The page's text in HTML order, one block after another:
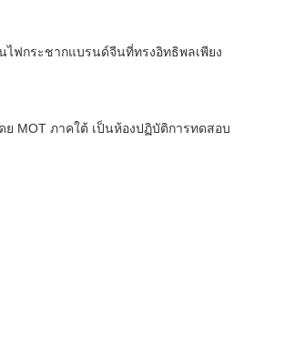
ไฟกระชากแบรนด์จีนที่ทรงอิทธิพลเพียง
ย MOT ภาคใต้ เป็นห้องปฏิบัติการทดสอบ